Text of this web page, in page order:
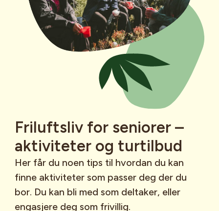
Friluftsliv for seniorer –
aktiviteter og turtilbud
Her får du noen tips til hvordan du kan
finne aktiviteter som passer deg der du
bor. Du kan bli med som deltaker, eller
engasjere deg som frivillig.